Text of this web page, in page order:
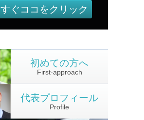
ぐココをクリック
First-approach
初めての方へ
Profile
代表プロフィール